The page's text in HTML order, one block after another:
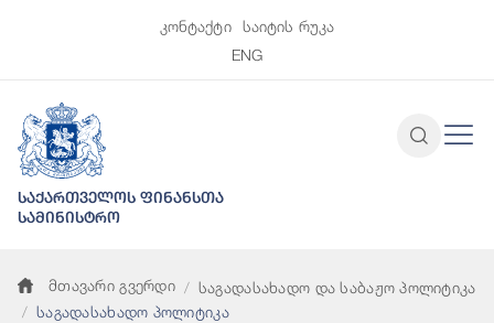
კონტაქტი
საიტის რუკა
ENG
საქართველოს ფინანსთა
სამინისტრო
მთავარი გვერდი
საგადასახადო და საბაჟო პოლიტიკა
საგადასახადო პოლიტიკა